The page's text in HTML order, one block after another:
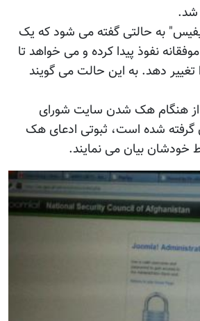
شد.
به حالتی گفته می شود که یک
نفوذ پیدا کرده و می خواهد تا
دهد. به این حالت می گویند
از هنگام هک شدن سایت شورای
گرفته شده است، ثبوتی ادعای هک
بیان می نمایند.